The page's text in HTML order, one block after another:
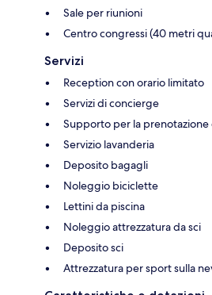
Sale per riunioni
Centro congressi (40 metri
Servizi
Reception con orario limitato
Servizi di concierge
Supporto per la
Servizio lavanderia
Deposito bagagli
Noleggio biciclette
Lettini da piscina
Noleggio attrezzatura da sci
Deposito sci
Attrezzatura per sport sulla